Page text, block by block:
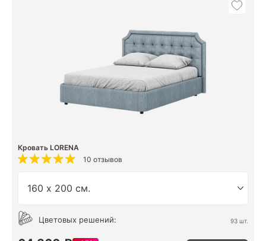
Кровать LORENA
10 отзывов
Цветовых решений: 93 шт.